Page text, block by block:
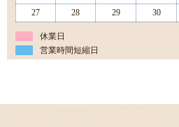
27
28 29 30
休業日
営業時間短縮日